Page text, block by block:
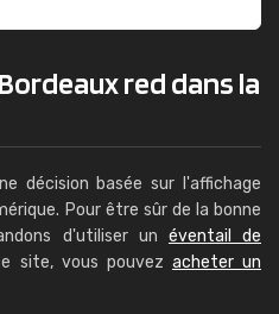
red dans la
décision basée sur l'affichage
Pour être sûr de la bonne
d'utiliser un éventail de
site, vous pouvez acheter un